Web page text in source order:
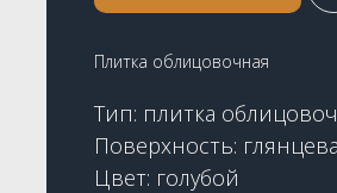
Плитка облицовочная
Тип: плитка
Поверхность:
Цвет: голубой